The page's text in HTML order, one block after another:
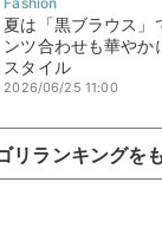
夏は「黒ブラウス
ンツ合わせも華や
スタイル
2026/06/25 11:00
リランキングを